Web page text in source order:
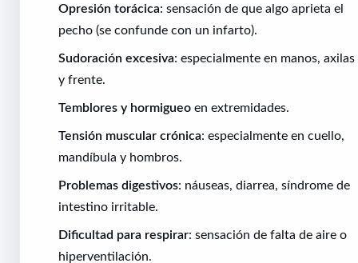
Opresión torácica: sensación de que algo aprieta el
pecho (se confunde con un infarto).
Sudoración excesiva: especialmente en manos, axilas
y frente.
Temblores y hormigueo en extremidades.
Tensión muscular crónica: especialmente en cuello,
mandíbula y hombros.
Problemas digestivos: náuseas, diarrea, síndrome de
intestino irritable.
Dificultad para respirar: sensación de falta de aire o
hiperventilación.